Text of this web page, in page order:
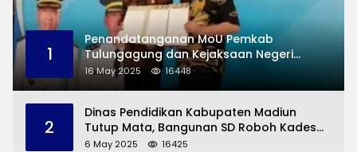
1
Penandatanganan MoU Pemkab
Tulungagung dan Kejaksaan Negeri
Permasalahan Hukum
16 May 2025 16448
2
Dinas Pendidikan Kabupaten Madiun
Tutup Mata, Bangunan SD Roboh Kades
Dermorejo Bangun Pakai Dana Pribadi
6 May 2025 16425